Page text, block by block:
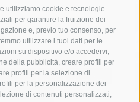
utilizziamo cookie e tecnologie
per garantire la fruizione dei
e, previo tuo consenso, per
utilizzare i tuoi dati per le
su dispositivo e/o accedervi,
della pubblicità, creare profili per
profili per la selezione di
per la personalizzazione dei
di contenuti personalizzati,
arresto
di porto capri
carabinieri